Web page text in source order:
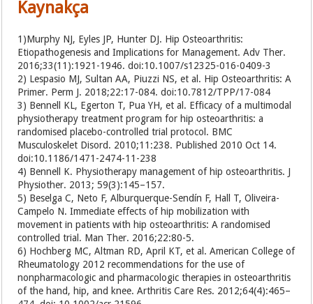
Kaynakça
1)Murphy NJ, Eyles JP, Hunter DJ. Hip Osteoarthritis:
Etiopathogenesis and Implications for Management. Adv Ther.
2016;33(11):1921-1946. doi:10.1007/s12325-016-0409-3
2) Lespasio MJ, Sultan AA, Piuzzi NS, et al. Hip Osteoarthritis: A
Primer. Perm J. 2018;22:17-084. doi:10.7812/TPP/17-084
3) Bennell KL, Egerton T, Pua YH, et al. Efficacy of a multimodal
physiotherapy treatment program for hip osteoarthritis: a
randomised placebo-controlled trial protocol. BMC
Musculoskelet Disord. 2010;11:238. Published 2010 Oct 14.
doi:10.1186/1471-2474-11-238
4) Bennell K. Physiotherapy management of hip osteoarthritis. J
Physiother. 2013; 59(3):145–157.
5) Beselga C, Neto F, Alburquerque-Sendín F, Hall T, Oliveira-
Campelo N. Immediate effects of hip mobilization with
movement in patients with hip osteoarthritis: A randomised
controlled trial. Man Ther. 2016;22:80-5.
6) Hochberg MC, Altman RD, April KT, et al. American College of
Rheumatology 2012 recommendations for the use of
nonpharmacologic and pharmacologic therapies in osteoarthritis
of the hand, hip, and knee. Arthritis Care Res. 2012;64(4):465–